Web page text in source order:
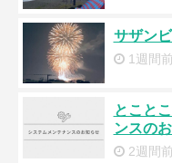
サザン
1週間前
とこと
ンスの
2週間前